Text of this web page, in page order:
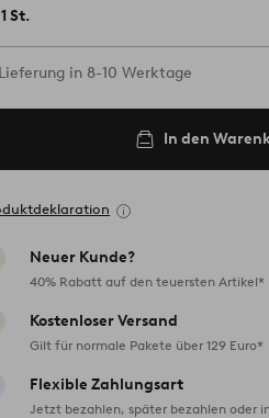
1 St.
Vorrätig
Lieferung in 8-10 Werktage
In den
Neuer Kunde?
40% Rabatt auf den teuersten Artikel*
Kostenloser Versand
Gilt für normale Pakete über 129 Euro*
Flexible Zahlungsart
Jetzt bezahlen, später bezahlen oder